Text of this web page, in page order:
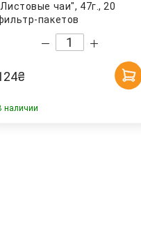
чаи", 47г., 20
пакетов
(4820208950510) Hello Tea
₴
наличии